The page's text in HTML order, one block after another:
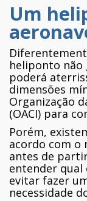
Um
heliponto não
poderá
dimensões
Organização
(OACI) para
Porém,
acordo com o
antes de
entender qual
evitar fazer
necessidade